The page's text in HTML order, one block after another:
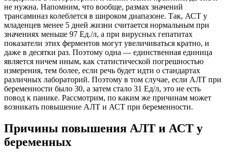
не нужна. Напомним, что вообще, размах значений
трансаминаз колеблется в широком диапазоне. Так, АСТ у
младенцев менее 5 дней жизни считается нормальным при
значениях меньше 97 Ед./л, а при вирусных гепатитах
показатели этих ферментов могут увеличиваться кратно, и
даже в десятки раз. Поэтому одна — единственная единица
является ничем иным, как статистической погрешностью
измерения, тем более, если речь будет идти о стандартах
различных лабораторий. Поэтому в том случае, если АЛТ при
беременности было 30, а затем стало 31 Ед/л, это не есть
повод к панике. Рассмотрим, по каким же причинам может
возникать повышение АЛТ и АСТ при беременности.
Причины повышения АЛТ и АСТ у
беременных